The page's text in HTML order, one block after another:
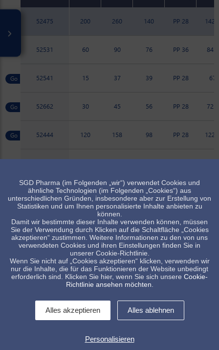
52475 200 260 140 PP 28
52531 60 90 76 PP 36 84.8
52541 15 37 39 PP 28 67
52662 30 45 56 PP 28 72.7
52444 120 158 98 PP 28
52464 60 97.5 69 PP 28
52473 100 108 72 PP 28
Artikel verfügbar, Minimalmenge beachten
Standard Artikel, Verfügbarkeit abhängig vom Lagerbestand
SGD Pharma (im Folgenden „wir“) verwendet Cookies und
ähnliche Technologien (im Folgenden „Cookies“) aus
unterschiedlichen Gründen, insbesondere aber zur Erstellung von
Statistiken und um Ihnen personalisierte Inhalte anbieten zu
können.
Damit wir bestimmte dieser Inhalte verwenden können, müssen
Sie der Verwendung durch Klicken auf die Schaltfläche „Cookies
akzeptieren“ zustimmen. Weitere Informationen zu den von uns
verwendeten Cookies und ihren Einstellungen finden Sie in
unserer Cookie-Richtlinie.
Wenn Sie nicht auf „Cookies akzeptieren“ klicken, verwenden wir
nur die Inhalte, die für das Funktionieren der Website unbedingt
erforderlich sind. Klicken Sie hier, wenn Sie sich unsere Cookie-
Richtlinie ansehen möchten
Alles akzeptieren Alles ablehnen
Personalisieren